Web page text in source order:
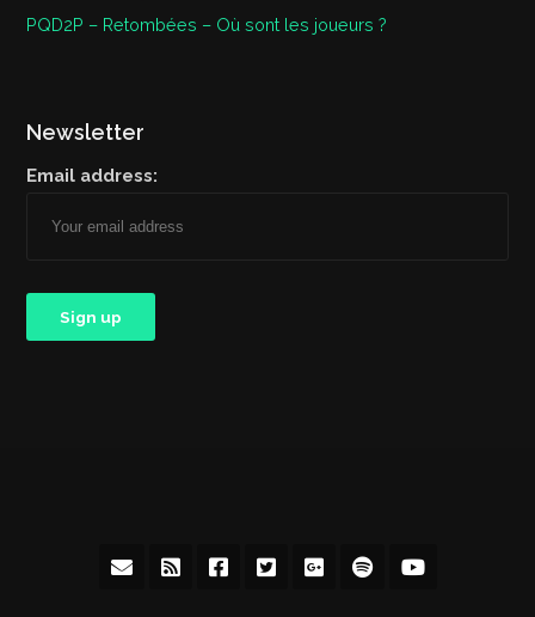
PQD2P – Retombées – Où sont les joueurs ?
Newsletter
Email address: